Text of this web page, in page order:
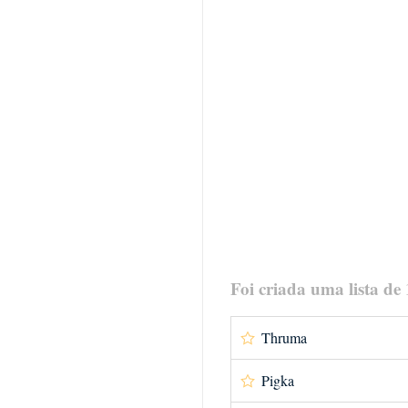
Foi criada uma lista de
Thruma
Pigka